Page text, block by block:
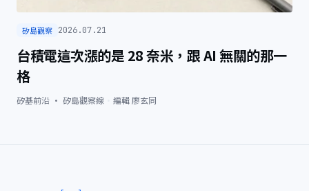
矽島觀察 2026.07.21
台積電這次漲的是 28 奈米，跟 AI 無關的那一
格
矽基前沿 · 矽島觀察線 編輯廖玄同